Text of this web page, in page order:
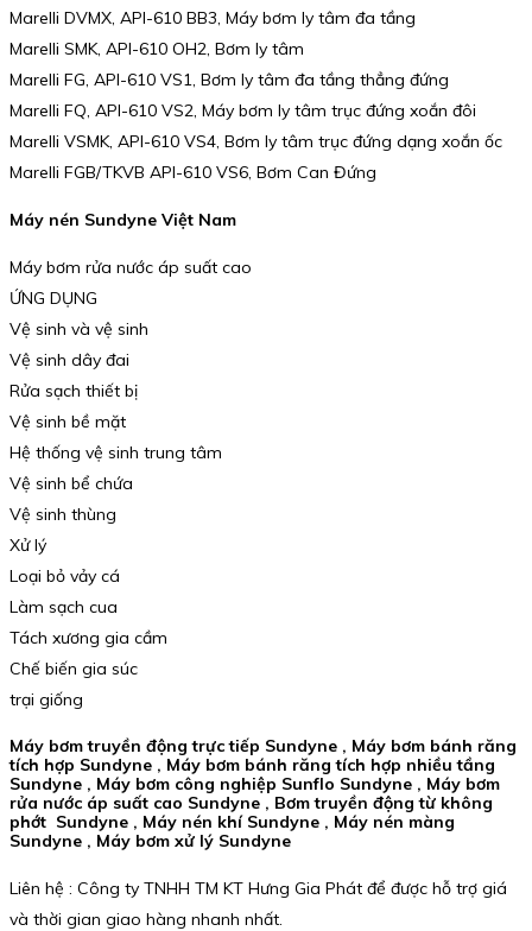
Marelli DVMX, API-610 BB3, Máy bơm ly tâm đa tầng
Marelli SMK, API-610 OH2, Bơm ly tâm
Marelli FG, API-610 VS1, Bơm ly tâm đa tầng thẳng đứng
Marelli FQ, API-610 VS2, Máy bơm ly tâm trục đứng xoắn đôi
Marelli VSMK, API-610 VS4, Bơm ly tâm trục đứng dạng xoắn ốc
Marelli FGB/TKVB API-610 VS6, Bơm Can Đứng
Máy nén Sundyne Việt Nam
Máy bơm rửa nước áp suất cao
ỨNG DỤNG
Vệ sinh và vệ sinh
Vệ sinh dây đai
Rửa sạch thiết bị
Vệ sinh bề mặt
Hệ thống vệ sinh trung tâm
Vệ sinh bể chứa
Vệ sinh thùng
Xử lý
Loại bỏ vảy cá
Làm sạch cua
Tách xương gia cầm
Chế biến gia súc
trại giống
Máy bơm truyền động trực tiếp Sundyne , Máy bơm bánh răng
tích hợp Sundyne , Máy bơm bánh răng tích hợp nhiều tầng
Sundyne , Máy bơm công nghiệp Sunflo Sundyne , Máy bơm
rửa nước áp suất cao Sundyne , Bơm truyền động từ không
phớt Sundyne , Máy nén khí Sundyne , Máy nén màng
Sundyne , Máy bơm xử lý Sundyne
Liên hệ : Công ty TNHH TM KT Hưng Gia Phát để được hỗ trợ giá
và thời gian giao hàng nhanh nhất.